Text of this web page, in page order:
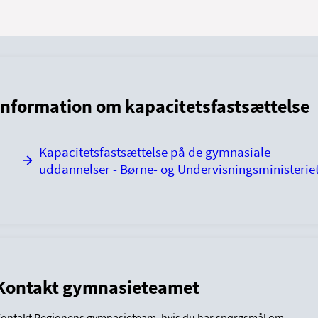
om kapacitetsfastsættelse
Kapacitetsfastsættelse på de gymnasiale
uddannelser - Børne- og
gymnasieteamet